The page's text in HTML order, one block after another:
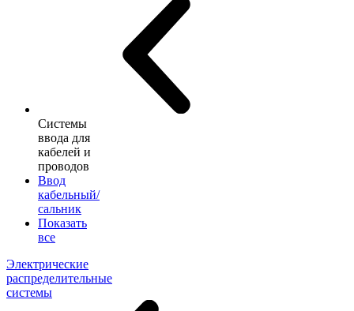
Системы
ввода для
кабелей и
проводов
Ввод
кабельный/
сальник
Показать
все
Электрические
распределительные
системы